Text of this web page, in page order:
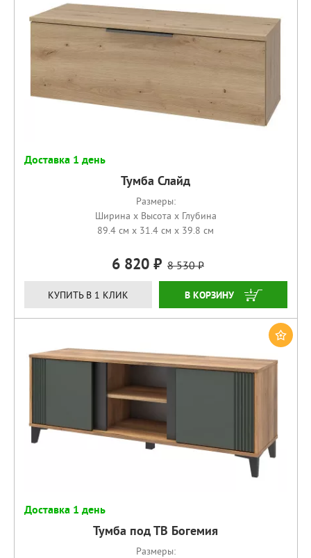
Доставка 1 день
Тумба Слайд
Размеры:
Ширина x Высота x Глубина
89.4 см x 31.4 см x 39.8 см
6 820 8 530
КУПИТЬ В 1 КЛИК КУПИТЬ
Доставка 1 день
Тумба под ТВ Богемия
Размеры: